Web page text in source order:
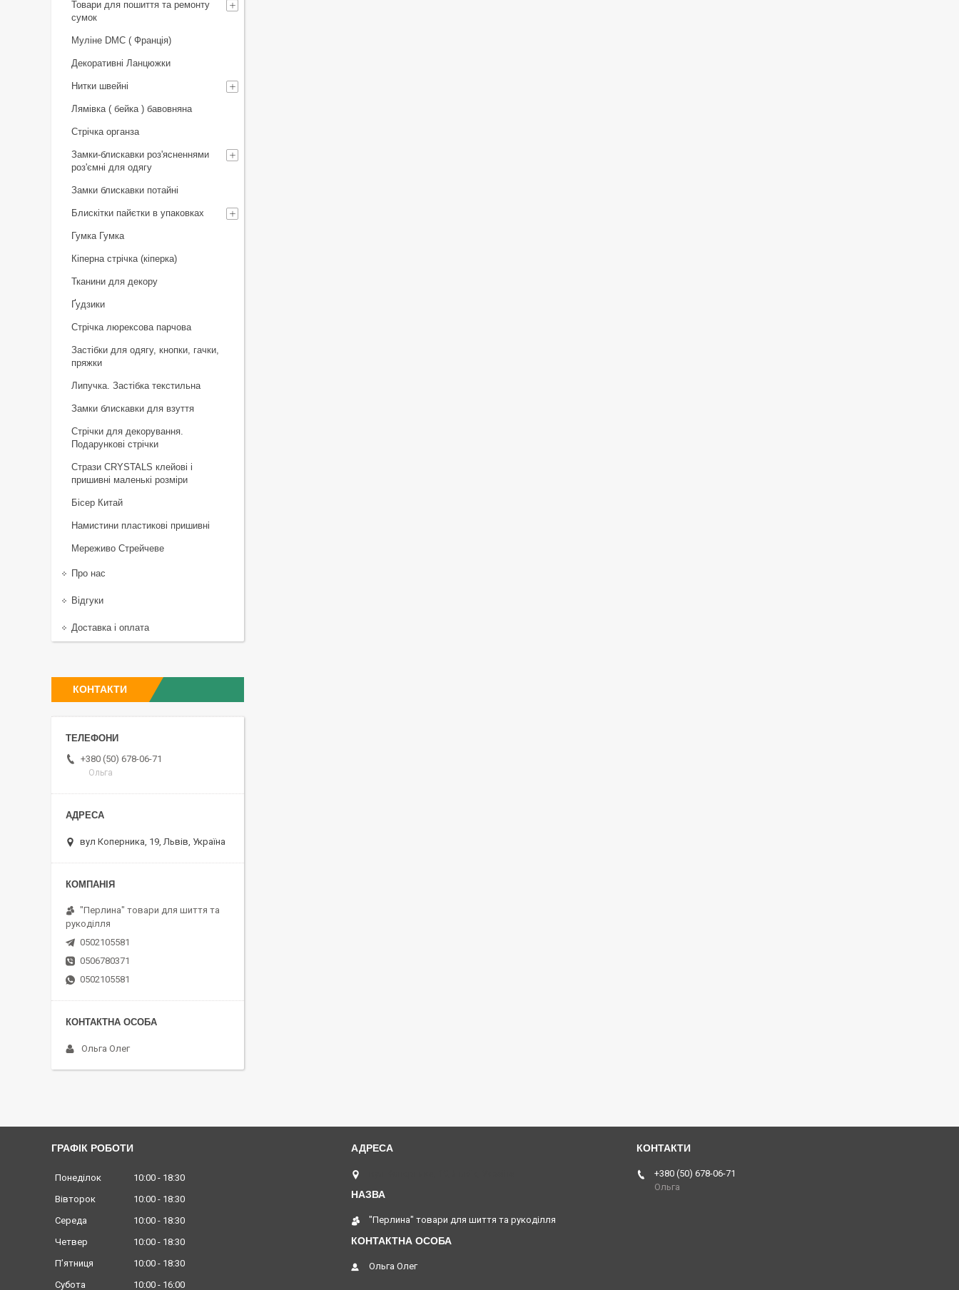
Товари для пошиття та ремонту
сумок
Муліне DMC ( Франція)
Декоративні Ланцюжки
Нитки швейні
Лямівка ( бейка ) бавовняна
Стрічка органза
Замки-блискавки роз'ясненнями
роз'ємні для одягу
Замки блискавки потайні
Блискітки пайєтки в упаковках
Гумка Гумка
Кіперна стрічка (кіперка)
Тканини для декору
Ґудзики
Стрічка люрексова парчова
Застібки для одягу, кнопки, гачки,
пряжки
Липучка. Застібка текстильна
Замки блискавки для взуття
Стрічки для декорування.
Подарункові стрічки
Стрази CRYSTALS клейові і
пришивні маленькі розміри
Бісер Китай
Намистини пластикові пришивні
Мереживо Стрейчеве
Про нас
Відгуки
Доставка і оплата
КОНТАКТИ
+380 (50) 678-06-71
Ольга
вул Коперника, 19, Львів, Україна
"Перлина" товари для шиття та
рукоділля
0502105581
0506780371
0502105581
Ольга Олег
ГРАФІК РОБОТИ
Понеділок 10:00
18:30
Вівторок
10:00
18:30
Середа
10:00
18:30
Четвер
10:00
18:30
Пʼятниця
10:00
18:30
Субота
10:00 16:00
"Перлина" товари для шиття та рукоділля
Ольга Олег
+380 (50) 678-06-71
Ольга